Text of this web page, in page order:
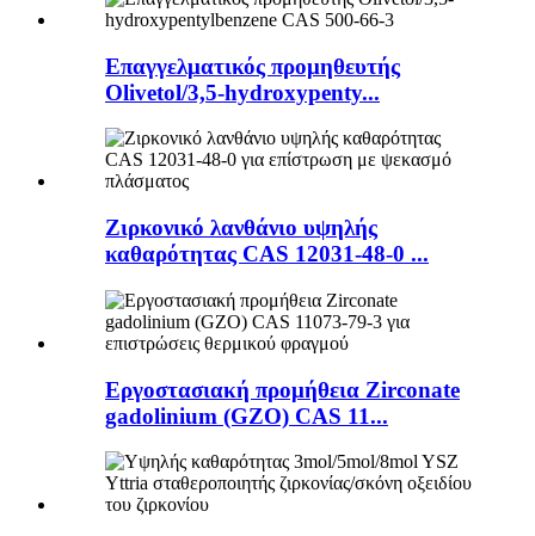
Επαγγελματικός προμηθευτής
Olivetol/3,5-hydroxypenty...
Ζιρκονικό λανθάνιο υψηλής
καθαρότητας CAS 12031-48-0 ...
Εργοστασιακή προμήθεια Zirconate
gadolinium (GZO) CAS 11...